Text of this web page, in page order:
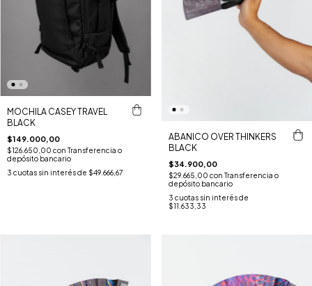
MOCHILA CASEY TRAVEL
BLACK
$149.000,00
$126.650,00 con Transferencia o
depósito bancario
3 cuotas sin interés de $49.666,67
ABANICO OVER THINKERS
BLACK
$34.900,00
$29.665,00 con Transferencia o
depósito bancario
3 cuotas sin interés de
$11.633,33